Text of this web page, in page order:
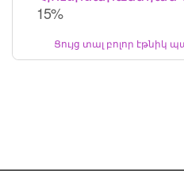
15%
Ցույց տալ բոլոր էթնիկ